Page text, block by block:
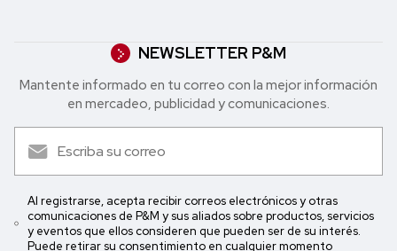
NEWSLETTER P&M
Mantente informado en tu correo con la mejor in formación
en mercadeo, publicidad y comunicaciones.
Al registrarse, acepta recibir correos electrónicos y otras
comunicaciones de P&M y sus aliados sobre productos, servicios
y eventos que ellos consideren que pueden ser de su interés.
Puede retirar su consentimiento en cualquier momento